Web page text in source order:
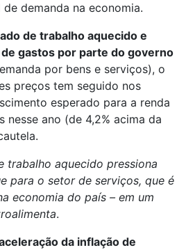
demanda na economia.
de trabalho aquecido e
gastos por parte do governo
por bens e serviços), o
preços tem seguido nos
esperado para a renda
nesse ano (de 4,2% acima da
trabalho aquecido pressiona
para o setor de serviços, que é
economia do país – em um
.
da inflação de